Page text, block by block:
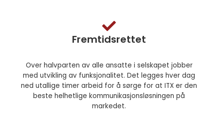
Fremtidsrettet
Over halvparten av alle ansatte i selskapet jobber
med utvikling av funksjonalitet. Det legges hver dag
ned utallige timer arbeid for å sørge for at ITX er den
beste helhetlige kommunikasjonsløsningen på
markedet.